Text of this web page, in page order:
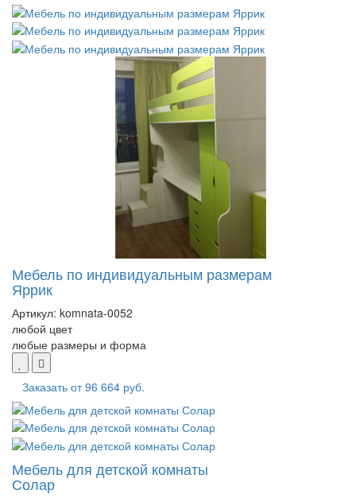
Мебель по индивидуальным размерам
Яррик
Артикул: komnata-0052
любой цвет
любые размеры и форма
Заказать от96 664 руб.
Мебель для детской комнаты
Солар